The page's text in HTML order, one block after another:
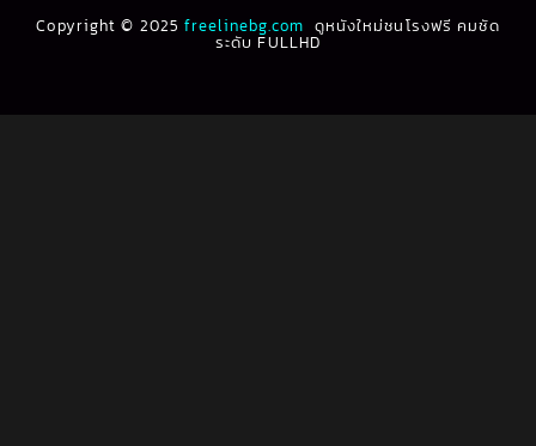
Biography ชีวประวัติ (61)
1991
1990
Copyright © 2025freelinebg.com ดูหนังใหม่ชนโรงฟรี คมชัด
ระดับ FULLHD